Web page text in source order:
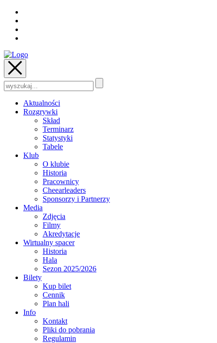
Szukaj:
Aktualności
Rozgrywki
Skład
Terminarz
Statystyki
Tabele
Klub
O klubie
Historia
Pracownicy
Cheearleaders
Sponsorzy i Partnerzy
Media
Zdjęcia
Filmy
Akredytacje
Wirtualny spacer
Historia
Hala
Sezon 2025/2026
Bilety
Kup bilet
Cennik
Plan hali
Info
Kontakt
Pliki do pobrania
Regulamin